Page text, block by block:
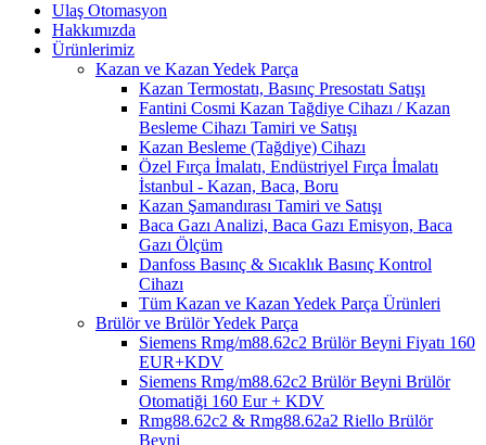
Ulaş Otomasyon
Hakkımızda
Ürünlerimiz
Kazan ve Kazan Yedek Parça
Kazan Termostatı, Basınç Presostatı Satışı
Fantini Cosmi Kazan Tağdiye Cihazı / Kazan
Besleme Cihazı Tamiri ve Satışı
Kazan Besleme (Tağdiye) Cihazı
Özel Fırça İmalatı, Endüstriyel Fırça İmalatı
İstanbul - Kazan, Baca, Boru
Kazan Şamandırası Tamiri ve Satışı
Baca Gazı Analizi, Baca Gazı Emisyon, Baca
Gazı Ölçüm
Danfoss Basınç & Sıcaklık Basınç Kontrol
Cihazı
Tüm Kazan ve Kazan Yedek Parça Ürünleri
Brülör ve Brülör Yedek Parça
Siemens Rmg/m88.62c2 Brülör Beyni Fiyatı 160
EUR+KDV
Siemens Rmg/m88.62c2 Brülör Beyni Brülör
Otomatiği 160 Eur + KDV
Rmg88.62c2 & Rmg88.62a2 Riello Brülör
Beyni